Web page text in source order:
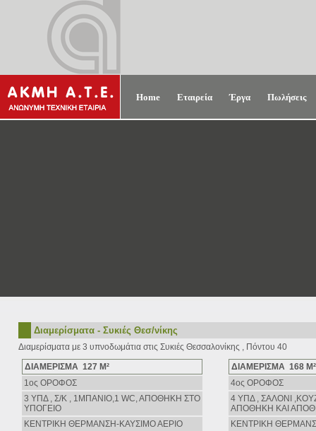
Home Εταιρεία Έργα Πωλήσεις
Διαμερίσματα - Συκιές Θεσ/νίκης
Διαμερίσματα με 3 υπνοδωμάτια στις Συκιές Θεσσαλονίκης , Πόντου 40
ΔΙΑΜΕΡΙΣΜΑ 127 Μ²
1ος ΟΡΟΦΟΣ
3 ΥΠΔ , Σ/Κ , 1ΜΠΑΝΙΟ,1 WC, AΠΟΘΗΚΗ ΣΤΟ
ΥΠΟΓΕΙΟ
ΚΕΝΤΡΙΚΗ ΘΕΡΜΑΝΣΗ-ΚΑΥΣΙΜΟ ΑΕΡΙΟ
ΔΙΑΜΕΡΙΣΜΑ 168 Μ²
4ος ΟΡΟΦΟΣ
4 ΥΠΔ , ΣΑΛΟΝΙ
AΠΟΘΗΚΗ ΚΑΙ
ΚΕΝΤΡΙΚΗ